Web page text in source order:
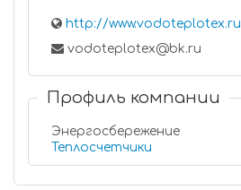
http://www.vodoteplotex.ru
vodoteplotex@bk.ru
Профиль компании
Энергосбережение
Теплосчетчики